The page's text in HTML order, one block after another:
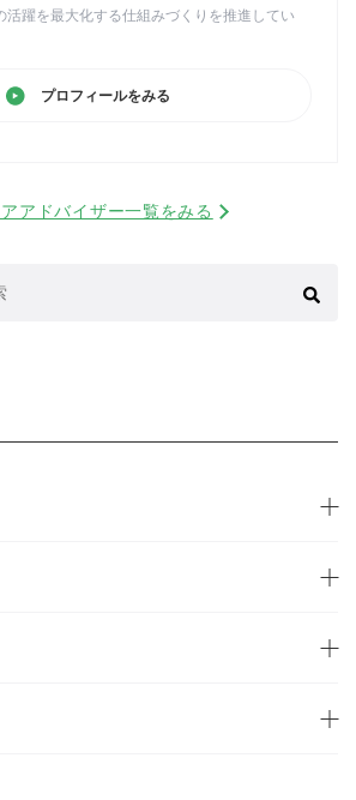
活躍を最大化する仕組みづくりを推進してい
プロフィールをみる
アドバイザー一覧をみる